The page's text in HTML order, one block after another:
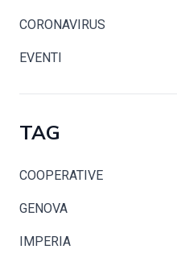
CORONAVIRUS
EVENTI
TAG
COOPERATIVE
GENOVA
IMPERIA